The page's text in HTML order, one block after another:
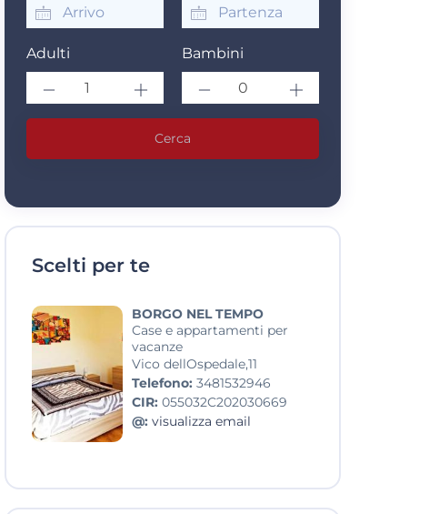
Adulti Bambini
Cerca
Scelti per te
BORGO NEL TEMPO
Case e appartamenti per
vacanze
Vico dellOspedale,11
Telefono: 3481532946
CIR: 055032C202030669
@: visualizza email